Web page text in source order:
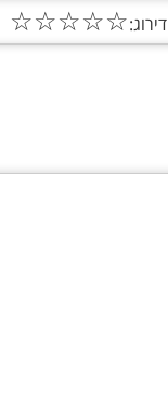
דירוג:☆
☆
☆
☆
☆